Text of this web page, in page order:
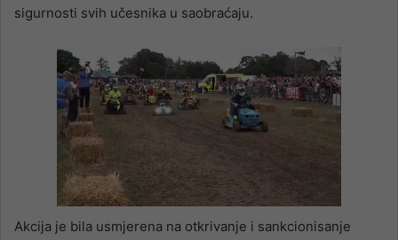
sigurnosti svih učesnika u saobraćaju.
Akcija je bila usmjerena na otkrivanje i sankcionisanje